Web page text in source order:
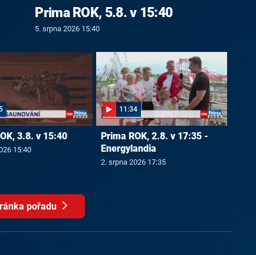
Prima ROK, 5.8. v 15:40
5. srpna 2026 15:40
3.8. v 15:40
15:40
11:34
Prima ROK, 2.8. v 17:35 -
Energylandia
2. srpna 2026 17:35
pořadu